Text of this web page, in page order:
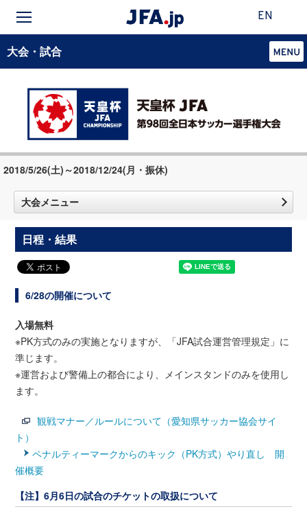
EN
大会・試合
2018/5/26(土)～2018/12/24(月・振休)
大会メニュー
日程・結果
6/28の開催について
入場無料
※PK方式のみの実施となりますが、「JFA試合運営管理規定」に
準じます。
※運営および警備上の都合により、メインスタンドのみを使用し
ます。
観戦マナー／ルールについて（愛知県サッカー協会サイ
ト）
ペナルティーマークからのキック（PK方式）やり直し 開
催概要
【注】6月6日の試合のチケットの取扱について